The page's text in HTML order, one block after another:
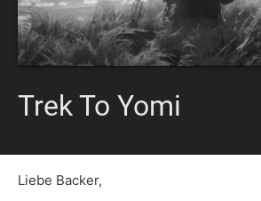
Trek To Yomi
Liebe Backer,